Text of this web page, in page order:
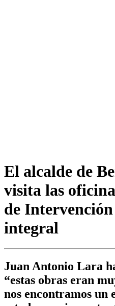
El alcalde de
visita las
de
integral
Juan Antonio Lara
“estas obras eran
nos encontramos un